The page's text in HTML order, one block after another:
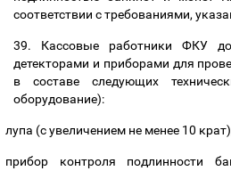
соответствии с требованиями,
39. Кассовые работники ФКУ
детекторами и приборами для
в составе следующих
оборудование):
лупа (с увеличением не менее 10
прибор контроля подлинности